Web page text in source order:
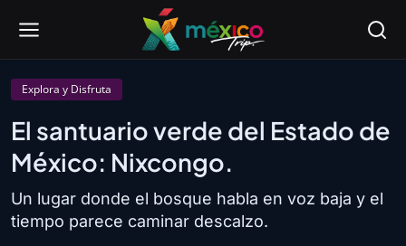
Explora y Disfruta
El santuario verde del Estado de
México: Nixcongo.
Un lugar donde el bosque habla en voz baja y el
tiempo parece caminar descalzo.